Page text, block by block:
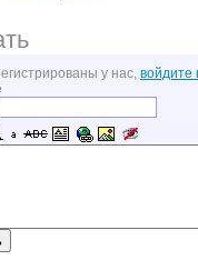
у нас, войдите